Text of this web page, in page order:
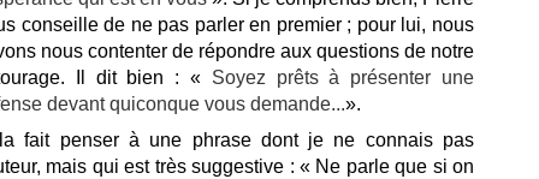
conseille de ne pas parler en premier ; pour lui, nous
nous contenter de répondre aux questions de notre
Il dit bien : « Soyez prêts à présenter une
devant quiconque vous demande...».
fait penser à une phrase dont je ne connais pas
mais qui est très suggestive : « Ne parle que si on